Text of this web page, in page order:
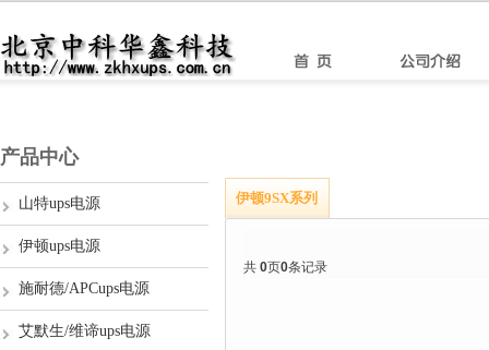
产品中心
山特ups电源
伊顿ups电源
施耐德/APCups电源
艾默生/维谛ups电源
伊顿9SX系列
共 0页0条记录